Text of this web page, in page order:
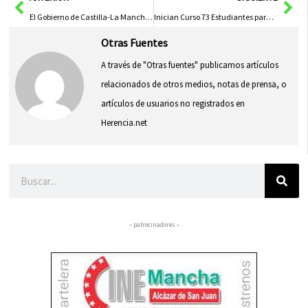
El Gobierno de Castilla-La Mancha Inicia los Trámites para Declarar el Damasquinado de Toledo Bien de Interés Cultural Inmaterial Inician Curso 73 Estudiantes para Formación Inicial de Policías Locales ??? ?????
Otras Fuentes
A través de "Otras fuentes" publicamos artículos
relacionados de otros medios, notas de prensa, o
artículos de usuarios no registrados en
Herencia.net
– patrocinadores –